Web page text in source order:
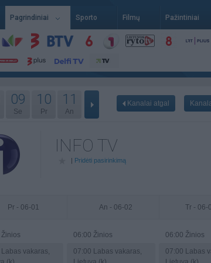
Pagrindiniai Sporto Filmų Pažintiniai
09
Se
10
Pr
11
An
Kanalai atgal
INFO TV
| Pridėti pasirinkimą
Pr - 06-01
Žinios
Labas vakaras,
An - 06-02
06:00 Žinios
07:00 Labas vakaras,
Tr - 06-
06:00 Žinios
07:00 Labas